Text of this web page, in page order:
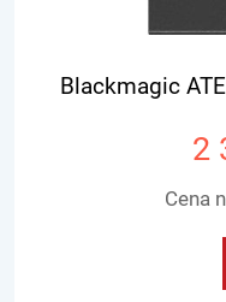
Blackmagic
2
Cena